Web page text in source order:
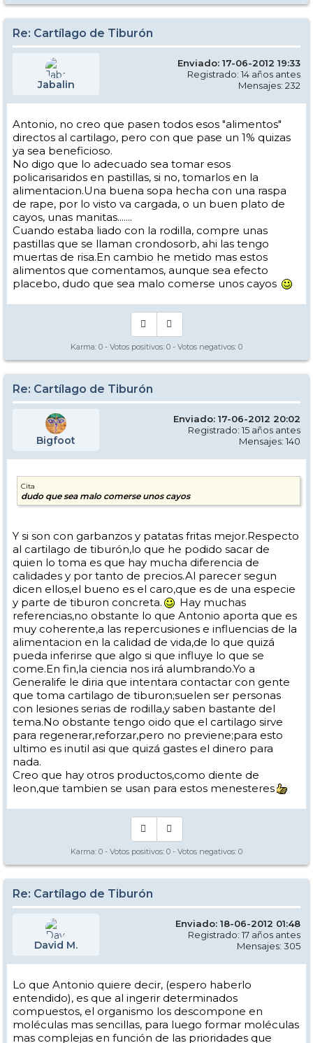
Re: Cartílago de Tiburón
Jabalin
Enviado: 17-06-2012 19:33
Registrado: 14 años antes
Mensajes: 232
Antonio, no creo que pasen todos esos "alimentos"
directos al cartilago, pero con que pase un 1% quizas
ya sea beneficioso.
No digo que lo adecuado sea tomar esos
policarisaridos en pastillas, si no, tomarlos en la
alimentacion.Una buena sopa hecha con una raspa
de rape, por lo visto va cargada, o un buen plato de
cayos, unas manitas.......
Cuando estaba liado con la rodilla, compre unas
pastillas que se llaman crondosorb, ahi las tengo
muertas de risa.En cambio he metido mas estos
alimentos que comentamos, aunque sea efecto
placebo, dudo que sea malo comerse unos cayos
Karma: 0 - Votos positivos: 0 - Votos negativos: 0
Re: Cartílago de Tiburón
Bigfoot
Enviado: 17-06-2012 20:02
Registrado: 15 años antes
Mensajes: 140
Cita
dudo que sea malo comerse unos cayos
Y si son con garbanzos y patatas fritas mejor.Respecto
al cartilago de tiburón,lo que he podido sacar de
quien lo toma es que hay mucha diferencia de
calidades y por tanto de precios.Al parecer segun
dicen ellos,el bueno es el caro,que es de una especie
y parte de tiburon concreta.
Hay muchas
referencias,no obstante lo que Antonio aporta que es
muy coherente,a las repercusiones e influencias de la
alimentacion en la calidad de vida,de lo que quizá
pueda inferirse que algo si que influye lo que se
come.En fin,la ciencia nos irá alumbrando.Yo a
Generalife le diria que intentara contactar con gente
que toma cartilago de tiburon;suelen ser personas
con lesiones serias de rodilla,y saben bastante del
tema.No obstante tengo oido que el cartilago sirve
para regenerar,reforzar,pero no previene;para esto
ultimo es inutil asi que quizá gastes el dinero para
nada.
Creo que hay otros productos,como diente de
leon,que tambien se usan para estos menesteres
Karma: 0 - Votos positivos: 0 - Votos negativos: 0
Re: Cartílago de Tiburón
David M.
Enviado: 18-06-2012 01:48
Registrado: 17 años antes
Mensajes: 305
Lo que Antonio quiere decir, (espero haberlo
entendido), es que al ingerir determinados
compuestos, el organismo los descompone en
moléculas mas sencillas, para luego formar moléculas
mas complejas en función de las prioridades que